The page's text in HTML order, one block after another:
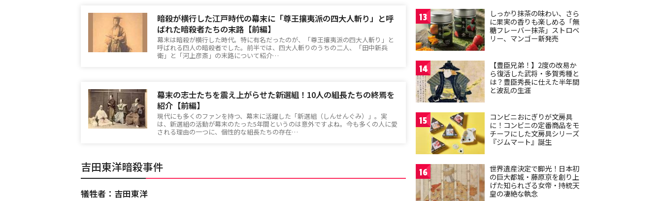
暗殺が横行した江戸時代の幕末に「尊王攘夷派の四大人斬り」と呼
ばれた暗殺者たちの末路【前編】
幕末は暗殺が横行した時代。特に有名だったのが、「尊王攘夷派の四大人斬り」と
呼ばれる四人の暗殺者でした。前半では、四大人斬りのうちの二人、「田中新兵
衛」と「河上彦斎」の末路について紹介…
幕末の志士たちを震え上がらせた新選組！10人の組長たちの終焉を
紹介【前編】
現代にも多くのファンを持つ、幕末に活躍した「新選組（しんせんぐみ）」。実
は、新選組の活動が幕末のたった5年間というのは意外ですよね。今も多くの人に愛
される理由の一つに、個性的な組長たちの存在…
吉田東洋暗殺事件
犠牲者：吉田東洋
13
しっかり抹茶の味わい、さら
に果実の香りも楽しめる「無
糖フレーバー抹茶」ストロベ
リー、マンゴー新発売
14
【豊臣兄弟！】2度の改易か
ら復活した武将・多賀秀種と
は？豊臣秀長に仕えた半年間
と波乱の生涯
15
コンビニおにぎりが文房具
に！コンビニの定番商品をモ
チーフにした文房具シリーズ
『ジムマート』誕生
16
世界遺産決定で脚光！日本初
の巨大都城・藤原京を創り上
げた知られざる女帝・持統天
皇の凄絶な執念